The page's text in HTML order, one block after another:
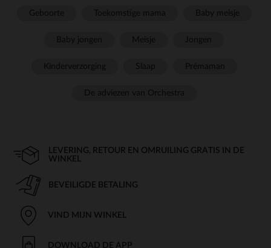
LEVERING, RETOUR EN OMRUILING GRATIS IN DE
WINKEL
BEVEILIGDE BETALING
VIND MIJN WINKEL
DOWNLOAD DE APP